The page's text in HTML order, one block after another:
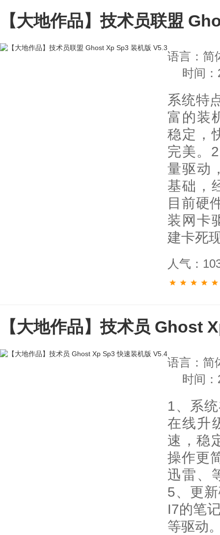
【大地作品】技术员联盟
语言：简
时间
系统特
富的装
稳定，
完美。
量驱动
基础，
目前硬
装网卡
建卡死
人气：
【大地作品】技术员 Ghost
语言：简
时间
1、系
在线升
速，稳
操作更
迅雷、
5、更
I7的笔
等驱动